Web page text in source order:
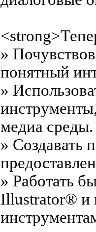
»
понятный
»
медиа среды.
» Создавать
» Работать
Illustrator® и